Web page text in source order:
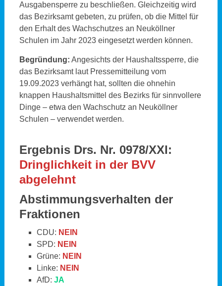
Ausgabensperre zu beschließen. Gleichzeitig wird
das Bezirksamt gebeten, zu prüfen, ob die Mittel für
den Erhalt des Wachschutzes an Neuköllner
Schulen im Jahr 2023 eingesetzt werden können.
Begründung: Angesichts der Haushaltssperre, die
das Bezirksamt laut Pressemitteilung vom
19.09.2023 verhängt hat, sollten die ohnehin
knappen Haushaltsmittel des Bezirks für sinnvollere
Dinge – etwa den Wachschutz an Neuköllner
Schulen – verwendet werden.
Ergebnis Drs. Nr. 0978/XXI:
Dringlichkeit in der BVV
abgelehnt
Abstimmungsverhalten der
Fraktionen
CDU: NEIN
SPD: NEIN
Grüne: NEIN
Linke: NEIN
AfD: JA